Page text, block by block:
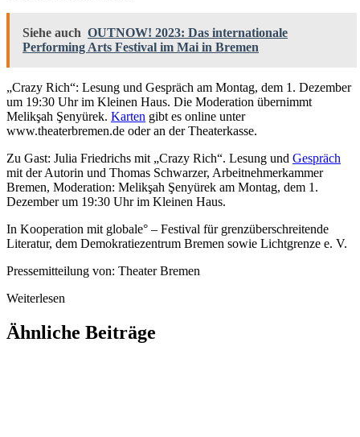
Siehe auch OUTNOW! 2023: Das internationale
Performing Arts Festival im Mai in Bremen
„Crazy Rich“: Lesung und Gespräch am Montag, dem 1. Dezember
um 19:30 Uhr im Kleinen Haus. Die Moderation übernimmt
Melikşah Şenyürek. Karten gibt es online unter
www.theaterbremen.de oder an der Theaterkasse.
Zu Gast: Julia Friedrichs mit „Crazy Rich“. Lesung und Gespräch
mit der Autorin und Thomas Schwarzer, Arbeitnehmerkammer
Bremen, Moderation: Melikşah Şenyürek am Montag, dem 1.
Dezember um 19:30 Uhr im Kleinen Haus.
In Kooperation mit globale° – Festival für grenzüberschreitende
Literatur, dem Demokratiezentrum Bremen sowie Lichtgrenze e. V.
Pressemitteilung von: Theater Bremen
Weiterlesen
Ähnliche Beiträge